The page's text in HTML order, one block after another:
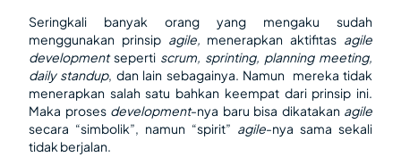
Seringkali banyak orang yang mengaku sudah
menggunakan prinsip agile, menerapkan aktifitas agile
developmentseperti scrum, sprinting, planning meeting,
daily standup, dan lain sebagainya. Namun mereka tidak
menerapkan salah satu bahkan keempat dari prinsip ini.
Maka proses development-nya baru bisa dikatakan agile
secara “simbolik”, namun “spirit” agile-nya sama sekali
tidak berjalan.